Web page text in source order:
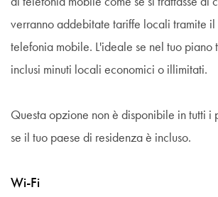
verranno addebitate tariffe locali tramite
telefonia mobile. L'ideale se nel tuo piano
inclusi minuti locali economici o illimitati.
Questa opzione non è disponibile in tutti i
se il tuo paese di residenza è incluso.
Wi-Fi